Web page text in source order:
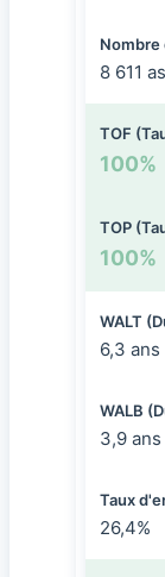
Nombre
8 611
TOF
100%
TOP
100%
WALT
6,3 ans
WALB
3,9 ans
Taux
26,4%